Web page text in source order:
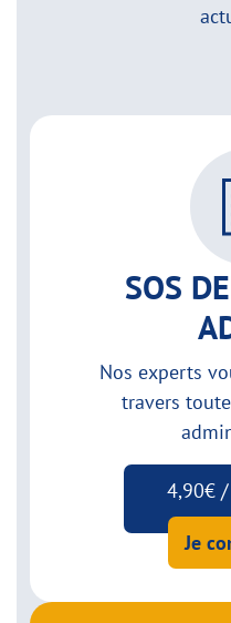
SOS
Nos experts
travers
4,90€
Je